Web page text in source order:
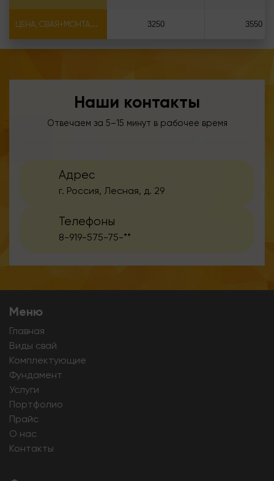
ЦЕНА, СВАЯ+МОНТАЖ (БЕЗ ОГОЛОВКА) 3250 3550
Наши контакты
Отвечаем за 5–15 минут в рабочее время
Адрес
г. Россия, Лесная, д. 29
Телефоны
8-919-575-75-**
Меню
Главная
Виды свай
Комплектующие
Фундамент
Услуги
Портфолио
Прайс
О нас
Контакты